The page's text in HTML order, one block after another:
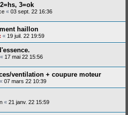
3=ok
« 03 sept. 22 16:36
haillon
« 19 juil. 22 19:59
17 mai 22 15:56
ventilation + coupure moteur
« 07 mars 22 10:39
« 21 janv. 22 15:59